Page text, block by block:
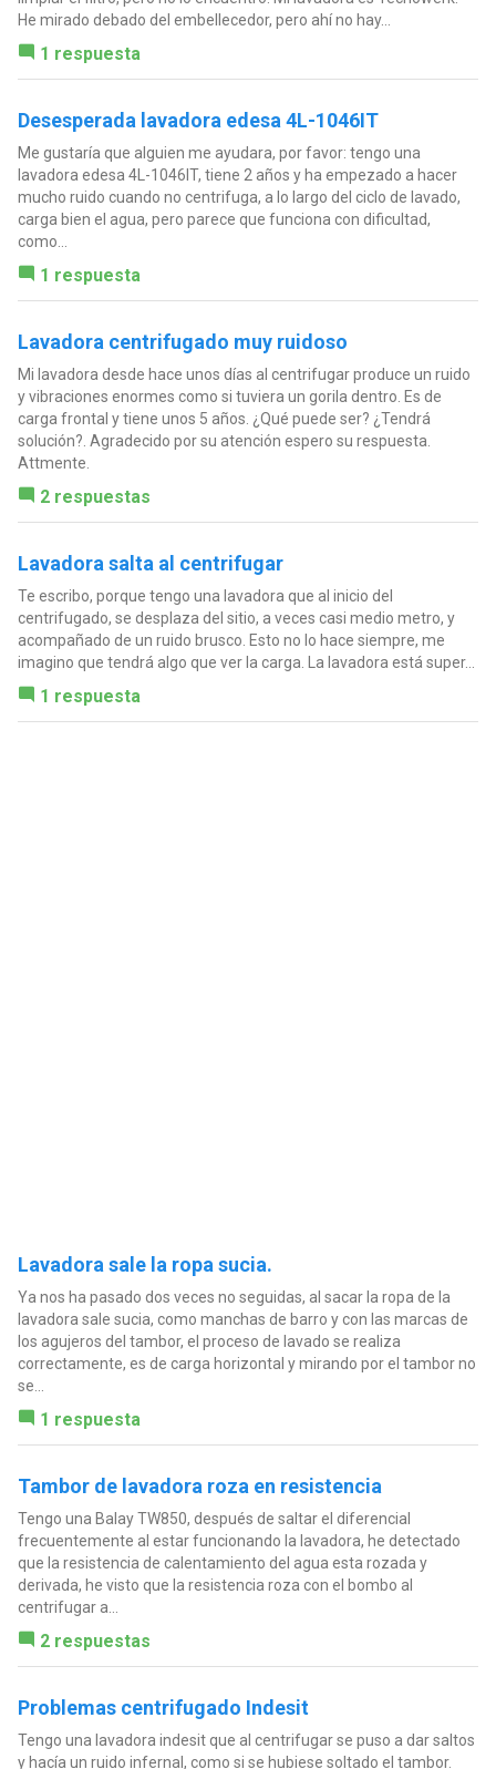
He mirado debado del embellecedor, pero ahí no hay...
1 respuesta
Desesperada lavadora edesa 4L-1046IT
Me gustaría que alguien me ayudara, por favor: tengo una
lavadora edesa 4L-1046IT, tiene 2 años y ha empezado a hacer
mucho ruido cuando no centrifuga, a lo largo del ciclo de lavado,
carga bien el agua, pero parece que funciona con dificultad,
como...
1 respuesta
Lavadora centrifugado muy ruidoso
Mi lavadora desde hace unos días al centrifugar produce un ruido
y vibraciones enormes como si tuviera un gorila dentro. Es de
carga frontal y tiene unos 5 años. ¿Qué puede ser? ¿Tendrá
solución?. Agradecido por su atención espero su respuesta.
Attmente.
2 respuestas
Lavadora salta al centrifugar
Te escribo, porque tengo una lavadora que al inicio del
centrifugado, se desplaza del sitio, a veces casi medio metro, y
acompañado de un ruido brusco. Esto no lo hace siempre, me
imagino que tendrá algo que ver la carga. La lavadora está super...
1 respuesta
Lavadora sale la ropa sucia.
Ya nos ha pasado dos veces no seguidas, al sacar la ropa de la
lavadora sale sucia, como manchas de barro y con las marcas de
los agujeros del tambor, el proceso de lavado se realiza
correctamente, es de carga horizontal y mirando por el tambor no
se...
1 respuesta
Tambor de lavadora roza en resistencia
Tengo una Balay TW850, después de saltar el diferencial
frecuentemente al estar funcionando la lavadora, he detectado
que la resistencia de calentamiento del agua esta rozada y
derivada, he visto que la resistencia roza con el bombo al
centrifugar a...
2 respuestas
Problemas centrifugado Indesit
Tengo una lavadora indesit que al centrifugar se puso a dar saltos
y hacía un ruido infernal, como si se hubiese soltado el tambor.